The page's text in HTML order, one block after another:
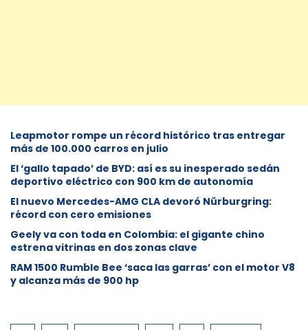
Leapmotor rompe un récord histórico tras entregar
más de 100.000 carros en julio
El ‘gallo tapado’ de BYD: así es su inesperado sedán
deportivo eléctrico con 900 km de autonomía
El nuevo Mercedes-AMG CLA devoró Nürburgring:
récord con cero emisiones
Geely va con toda en Colombia: el gigante chino
estrena vitrinas en dos zonas clave
RAM 1500 Rumble Bee ‘saca las garras’ con el motor V8
y alcanza más de 900 hp